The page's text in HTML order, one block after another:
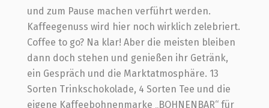
und zum Pause machen verführt werden.
Kaffeegenuss wird hier noch wirklich zelebriert.
Coffee to go? Na klar! Aber die meisten bleiben
dann doch stehen und genießen ihr Getränk,
ein Gespräch und die Marktatmosphäre. 13
Sorten Trinkschokolade, 4 Sorten Tee und die
eigene Kaffeebohnenmarke „BOHNENBAR“ für